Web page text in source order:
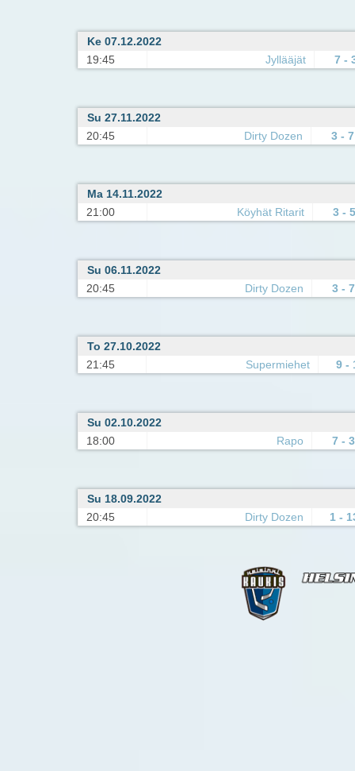
Ke 07.12.2022
19:45
Jyllääjät 7 -
Su 27.11.2022
20:45
Dirty Dozen 3 - 7
Ma 14.11.2022
21:00
Köyhät Ritarit 3 - 5
Su 06.11.2022
20:45
Dirty Dozen 3 - 7
To 27.10.2022
21:45
Supermiehet 9 -
Su 02.10.2022
18:00
Rapo 7 - 3
Su 18.09.2022
20:45
Dirty Dozen 1 -